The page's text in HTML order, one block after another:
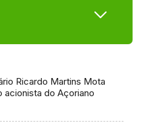
Ricardo Martins Mota
acionista do Açoriano